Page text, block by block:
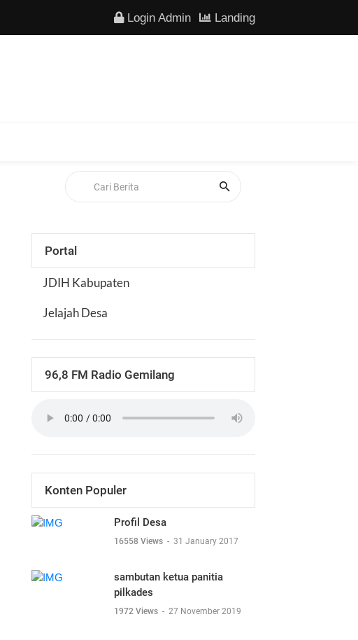
Login Admin Landing
Portal
JDIH Kabupaten
Jelajah Desa
96,8 FM Radio Gemilang
Konten Populer
Profil Desa
16558 Views - 31 January 2017
sambutan ketua panitia
pilkades
1972 Views - 27 November 2019